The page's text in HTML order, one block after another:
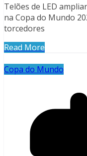
Telões de LED
na Copa do Mundo
torcedores
Read More
Copa do Mundo